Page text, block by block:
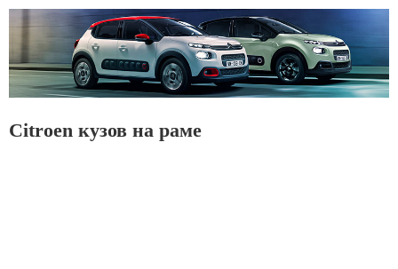
Citroen кузов на раме